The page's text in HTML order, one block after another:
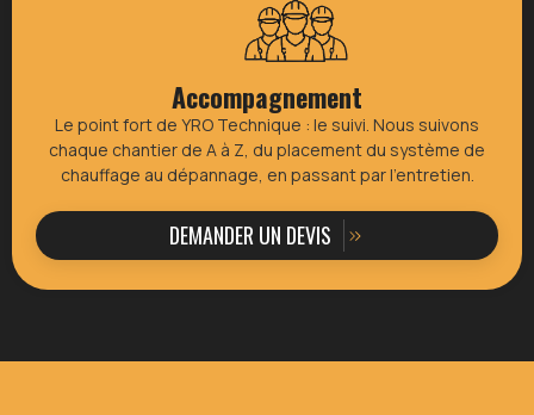
Accompagnement
Le point fort de YRO Technique : le suivi. Nous suivons
chaque chantier de A à Z, du placement du système de
chauffage au dépannage, en passant par l’entretien.
DEMANDER UN DEVIS